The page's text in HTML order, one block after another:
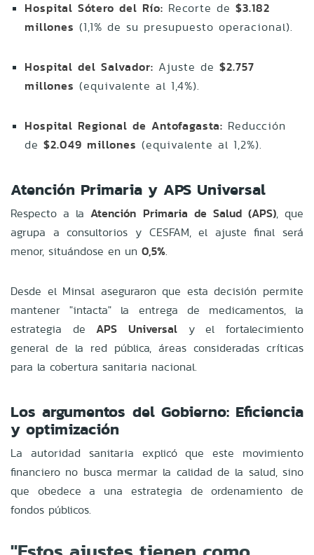
Hospital Sótero del Río: Recorte de $3.182
millones (1,1% de su presupuesto operacional).
Hospital del Salvador: Ajuste de $2.757
millones (equivalente al 1,4%).
Hospital Regional de Antofagasta: Reducción
de $2.049 millones (equivalente al 1,2%).
Atención Primaria y APS Universal
Respecto a laAtención Primaria de Salud (APS), que
agrupa a consultorios y CESFAM, el ajuste final será
menor, situándose en un 0,5%.
Desde el Minsal aseguraron que esta decisión permite
mantener "intacta" la entrega de medicamentos, la
estrategia deAPS Universal y el fortalecimiento
general de la red pública, áreas consideradas críticas
para la cobertura sanitaria nacional.
Los argumentos del Gobierno: Eficiencia
y optimización
La autoridad sanitaria explicó que este movimiento
financiero no busca mermar la calidad de la salud, sino
que obedece a una estrategia de ordenamiento de
fondos públicos.